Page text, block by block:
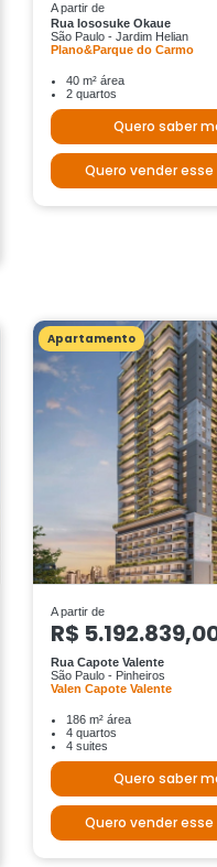
A partir de
Rua Iososuke Okaue
São Paulo - Jardim Helian
Plano&Parque do Carmo
40 m² área
2 quartos
Quero saber
Quero vender
Apartamento
A partir de
R$
Rua Capote Valente
São Paulo - Pinheiros
Valen Capote Valente
186 m² área
4 quartos
4 suites
Quero saber
Quero vender